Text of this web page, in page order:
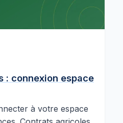
: connexion espace
à votre espace